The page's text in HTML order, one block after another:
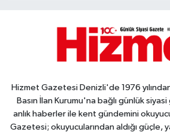
Hizmet Gazetesi Denizli'de 1976
Basın İlan Kurumu'na bağlı günlük
anlık haberler ile kent gündemini
Gazetesi; okuyucularından aldığı güçle,